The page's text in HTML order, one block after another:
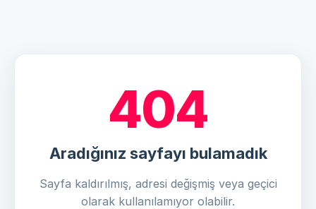
404
Aradığınız sayfayı bulamadık
Sayfa kaldırılmış, adresi değişmiş veya geçici
olarak kullanılamıyor olabilir.